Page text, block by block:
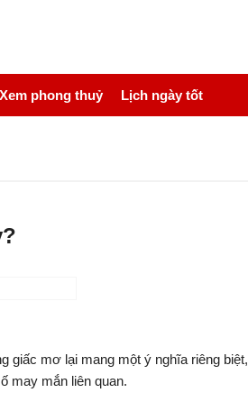
Xem phong thuỷ Lịch ngày tốt
giấc mơ lại mang một ý nghĩa riêng biệt,
may mắn liên quan.